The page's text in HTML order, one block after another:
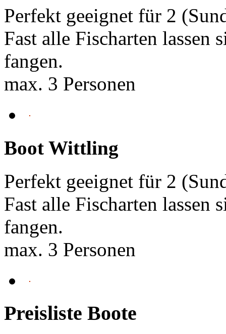
Perfekt geeignet für 2
Fast alle Fischarten lassen
fangen.
max. 3 Personen
Boot Wittling
Perfekt geeignet für 2
Fast alle Fischarten lassen
fangen.
max. 3 Personen
Preisliste Boote